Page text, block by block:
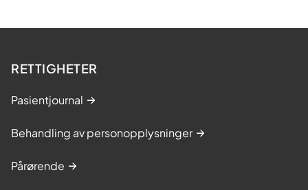
RETTIGHETER
Pasientjournal
Behandling av personopplysninger
Pårørende